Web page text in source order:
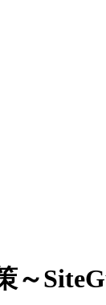
～